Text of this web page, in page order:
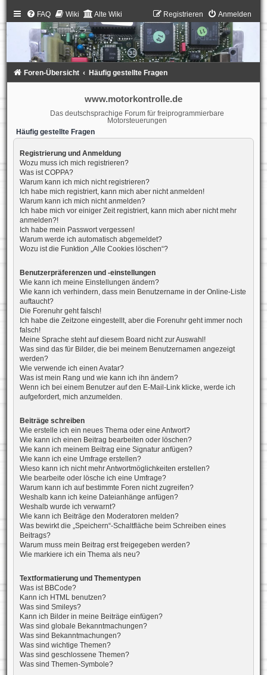
FAQ Wiki Alte Wiki Anmelden
Registrieren
Foren-Übersicht Häufig gestellte Fragen
www.motorkontrolle.de
Das deutschsprachige Forum für freiprogrammierbare
Motorsteuerungen
Häufig gestellte Fragen
Registrierung und Anmeldung
Wozu muss ich mich registrieren?
Was ist COPPA?
Warum kann ich mich nicht registrieren?
Ich habe mich registriert, kann mich aber nicht anmelden!
Warum kann ich mich nicht anmelden?
Ich habe mich vor einiger Zeit registriert, kann mich aber nicht mehr
anmelden?!
Ich habe mein Passwort vergessen!
Warum werde ich automatisch abgemeldet?
Wozu ist die Funktion „Alle Cookies löschen“?
Benutzerpräferenzen und -einstellungen
Wie kann ich meine Einstellungen ändern?
Wie kann ich verhindern, dass mein Benutzername in der Online-Liste
auftaucht?
Die Forenuhr geht falsch!
Ich habe die Zeitzone eingestellt, aber die Forenuhr geht immer noch
falsch!
Meine Sprache steht auf diesem Board nicht zur Auswahl!
Was sind das für Bilder, die bei meinem Benutzernamen angezeigt
werden?
Wie verwende ich einen Avatar?
Was ist mein Rang und wie kann ich ihn ändern?
Wenn ich bei einem Benutzer auf den E-Mail-Link klicke, werde ich
aufgefordert, mich anzumelden.
Beiträge schreiben
Wie erstelle ich ein neues Thema oder eine Antwort?
Wie kann ich einen Beitrag bearbeiten oder löschen?
Wie kann ich meinem Beitrag eine Signatur anfügen?
Wie kann ich eine Umfrage erstellen?
Wieso kann ich nicht mehr Antwortmöglichkeiten erstellen?
Wie bearbeite oder lösche ich eine Umfrage?
Warum kann ich auf bestimmte Foren nicht zugreifen?
Weshalb kann ich keine Dateianhänge anfügen?
Weshalb wurde ich verwarnt?
Wie kann ich Beiträge den Moderatoren melden?
Was bewirkt die „Speichern“-Schaltfläche beim Schreiben eines
Beitrags?
Warum muss mein Beitrag erst freigegeben werden?
Wie markiere ich ein Thema als neu?
Textformatierung und Thementypen
Was ist BBCode?
Kann ich HTML benutzen?
Was sind Smileys?
Kann ich Bilder in meine Beiträge einfügen?
Was sind globale Bekanntmachungen?
Was sind Bekanntmachungen?
Was sind wichtige Themen?
Was sind geschlossene Themen?
Was sind Themen-Symbole?